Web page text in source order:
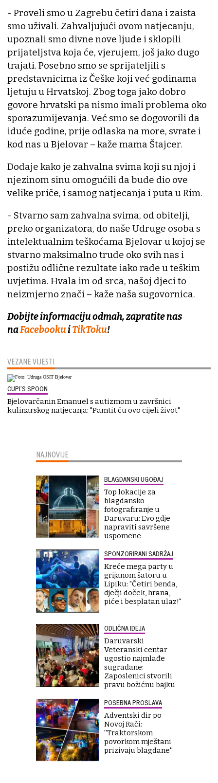
VEZANE VIJESTI
CUPI'S SPOON
Bjelovarčanin Emanuel s autizmom u završnici
kulinarskog natjecanja: "Pamtit ću ovo cijeli život"
- Proveli smo u Zagrebu četiri dana i zaista
smo uživali. Zahvaljujući ovom natjecanju,
upoznali smo divne nove ljude i sklopili
prijateljstva koja će, vjerujem, još jako dugo
trajati. Posebno smo se sprijateljili s
predstavnicima iz Češke koji već godinama
ljetuju u Hrvatskoj. Zbog toga jako dobro
govore hrvatski pa nismo imali problema oko
sporazumijevanja. Već smo se dogovorili da
iduće godine, prije odlaska na more, svrate i
kod nas u Bjelovar – kaže mama Štajcer.
Dodaje kako je zahvalna svima koji su njoj i
njezinom sinu omogućili da bude dio ove
velike priče, i samog natjecanja i puta u Rim.
- Stvarno sam zahvalna svima, od obitelji,
preko organizatora, do naše Udruge osoba s
intelektualnim teškoćama Bjelovar u kojoj se
stvarno maksimalno trude oko svih nas i
postižu odlične rezultate iako rade u teškim
uvjetima. Hvala im od srca, našoj djeci to
neizmjerno znači – kaže naša sugovornica.
Dobijte informaciju odmah, zapratite nas
naFacebookuiTikToku!
NAJNOVIJE
BLAGDANSKI UGOĐAJ
Top lokacije za
blagdansko
fotografiranje u
Daruvaru: Evo gdje
napraviti savršene
uspomene
SPONZORIRANI SADRŽAJ
Kreće mega party u
grijanom šatoru u
Lipiku: "Četiri benda,
dječji doček, hrana,
piće i besplatan ulaz!"
ODLIČNA IDEJA
Daruvarski
Veteranski centar
ugostio najmlađe
sugrađane:
Zaposlenici stvorili
pravu božićnu bajku
POSEBNA PROSLAVA
Adventski đir po
Novoj Rači:
''Traktorskom
povorkom mještani
prizivaju blagdane''